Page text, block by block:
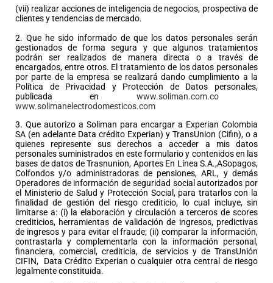
(vii) realizar acciones de inteligencia de negocios, prospectiva de
clientes y tendencias de mercado.
2. Que he sido informado de que los datos personales serán
gestionados de forma segura y que algunos tratamientos
podrán ser realizados de manera directa o a través de
encargados, entre otros. El tratamiento de los datos personales
por parte de la empresa se realizará dando cumplimiento a la
Política de Privacidad y Protección de Datos personales,
publicada en www.soliman.com.co
www.solimanelectrodomesticos.com
3. Que autorizo a Soliman para encargar a Experian Colombia
SA (en adelante Data crédito Experian) y TransUnion (Cifin), o a
quienes represente sus derechos a acceder a mis datos
personales suministrados en este formulario y contenidos en las
bases de datos de Trasnunion, Aportes En Línea S.A.,ASopagos,
Colfondos y/o administradoras de pensiones, ARL, y demás
Operadores de información de seguridad social autorizados por
el Ministerio de Saludy Protección Social, para tratarlos con la
finalidad de gestión del riesgo crediticio, lo cual incluye, sin
limitarse a: (i) la elaboración y circulación a terceros de scores
crediticios, herramientas de validación de ingresos, predictivas
de ingresos y para evitar el fraude; (ii) comparar la información,
contrastarla y complementarla con la información personal,
financiera, comercial, crediticia, de servicios y de TransUnión
CIFIN,
Data Crédito Experian o cualquier otra central de riesgo
legalmente constituida.